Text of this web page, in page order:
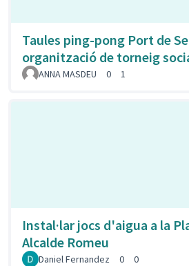
Taules ping-pong Port de
organització de torneig
ANNA MASDEU 0 1
Instal·lar jocs d'aigua a la
Alcalde Romeu
Daniel Fernandez 0 0